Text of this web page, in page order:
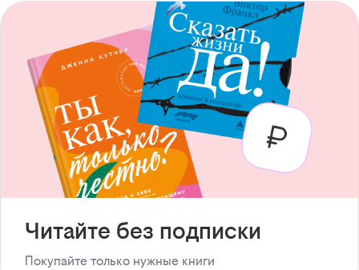
Читайте без подписки
Покупайте только нужные книги